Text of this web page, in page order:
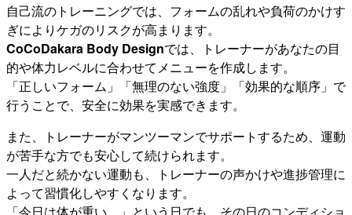
自己流のトレーニングでは、フォームの乱れや負荷のかけす
ぎによりケガのリスクが高まります。
CoCoDakara Body Designでは、トレーナーがあなたの目
的や体力レベルに合わせてメニューを作成します。
「正しいフォーム」「無理のない強度」「効果的な順序」で
行うことで、安全に効果を実感できます。
また、トレーナーがマンツーマンでサポートするため、運動
が苦手な方でも安心して続けられます。
一人だと続かない運動も、トレーナーの声かけや進捗管理に
よって習慣化しやすくなります。
「今日は体が重い…」という日でも、その日のコンディショ